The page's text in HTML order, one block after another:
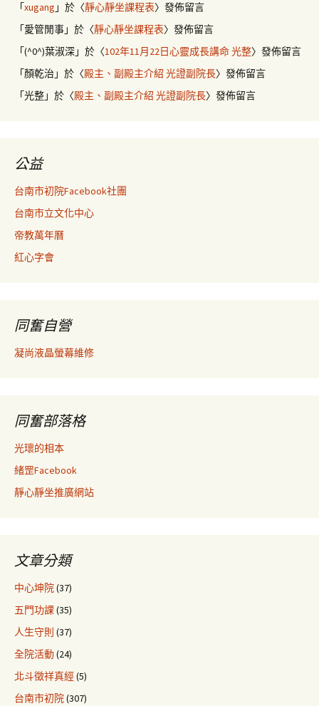
「xugang 」於〈靜心靜坐課程表〉發佈留言
「愛管閒事」於〈靜心靜坐課程表〉發佈留言
「(^0^)葉淑深」於〈102年11月22日心靈成長講命 光整〉發佈留言
「顏乾治 」於〈殿主、副殿主介紹 光證副院長〉發佈留言
「光整」於〈殿主、副殿主介紹 光證副院長〉發佈留言
公益
台南市初院Facebook社團
台南市立文化中心
帝教萬年曆
紅心字會
同奮自營
凝尚液晶螢幕維修
同奮部落格
光瓌的相本
緒罡Facebook
靜心靜坐推廣網站
文章分類
中心坤院(37)
五門功課(35)
人生守則 (37)
全院活動(24)
北斗徵祥真經(5)
台南市初院(307)